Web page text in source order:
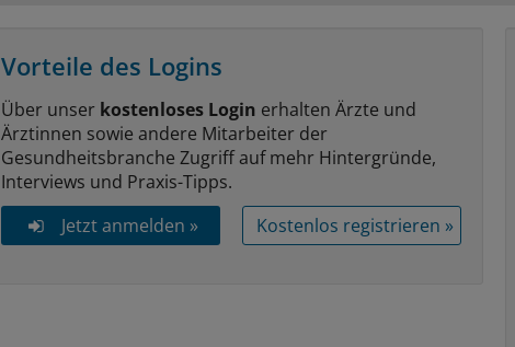
Vorteile des Logins
Über unser kostenloses Login erhalten Ärzte und
Ärztinnen sowie andere Mitarbeiter der
Gesundheitsbranche Zugriff auf mehr Hintergründe,
Interviews und Praxis-Tipps.
Jetzt anmelden »
Kostenlos registrieren »